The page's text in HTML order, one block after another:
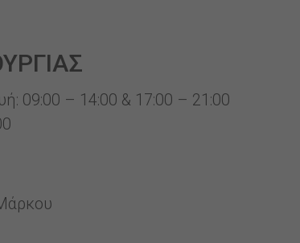
09:00 – 14:00 & 17:00 – 21:00